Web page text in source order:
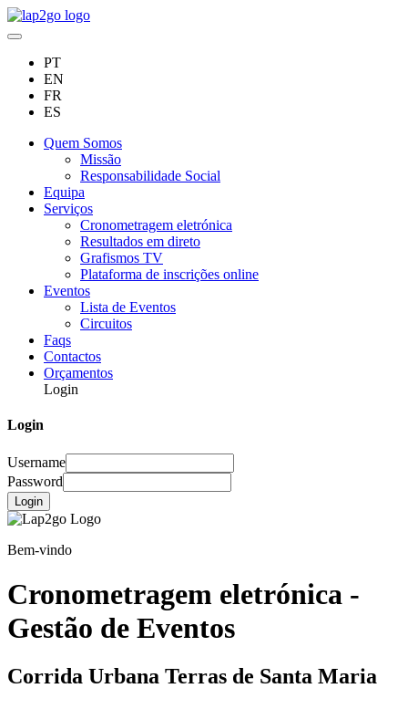
PT
EN
FR
ES
Quem Somos
Missão
Responsabilidade Social
Equipa
Serviços
Cronometragem eletrónica
Resultados em direto
Grafismos TV
Plataforma de inscrições online
Eventos
Lista de Eventos
Circuitos
Faqs
Contactos
Orçamentos
Login
Login
Username
Password
Login
Bem-vindo
Cronometragem eletrónica -
Gestão de Eventos
Corrida Urbana Terras de Santa Maria